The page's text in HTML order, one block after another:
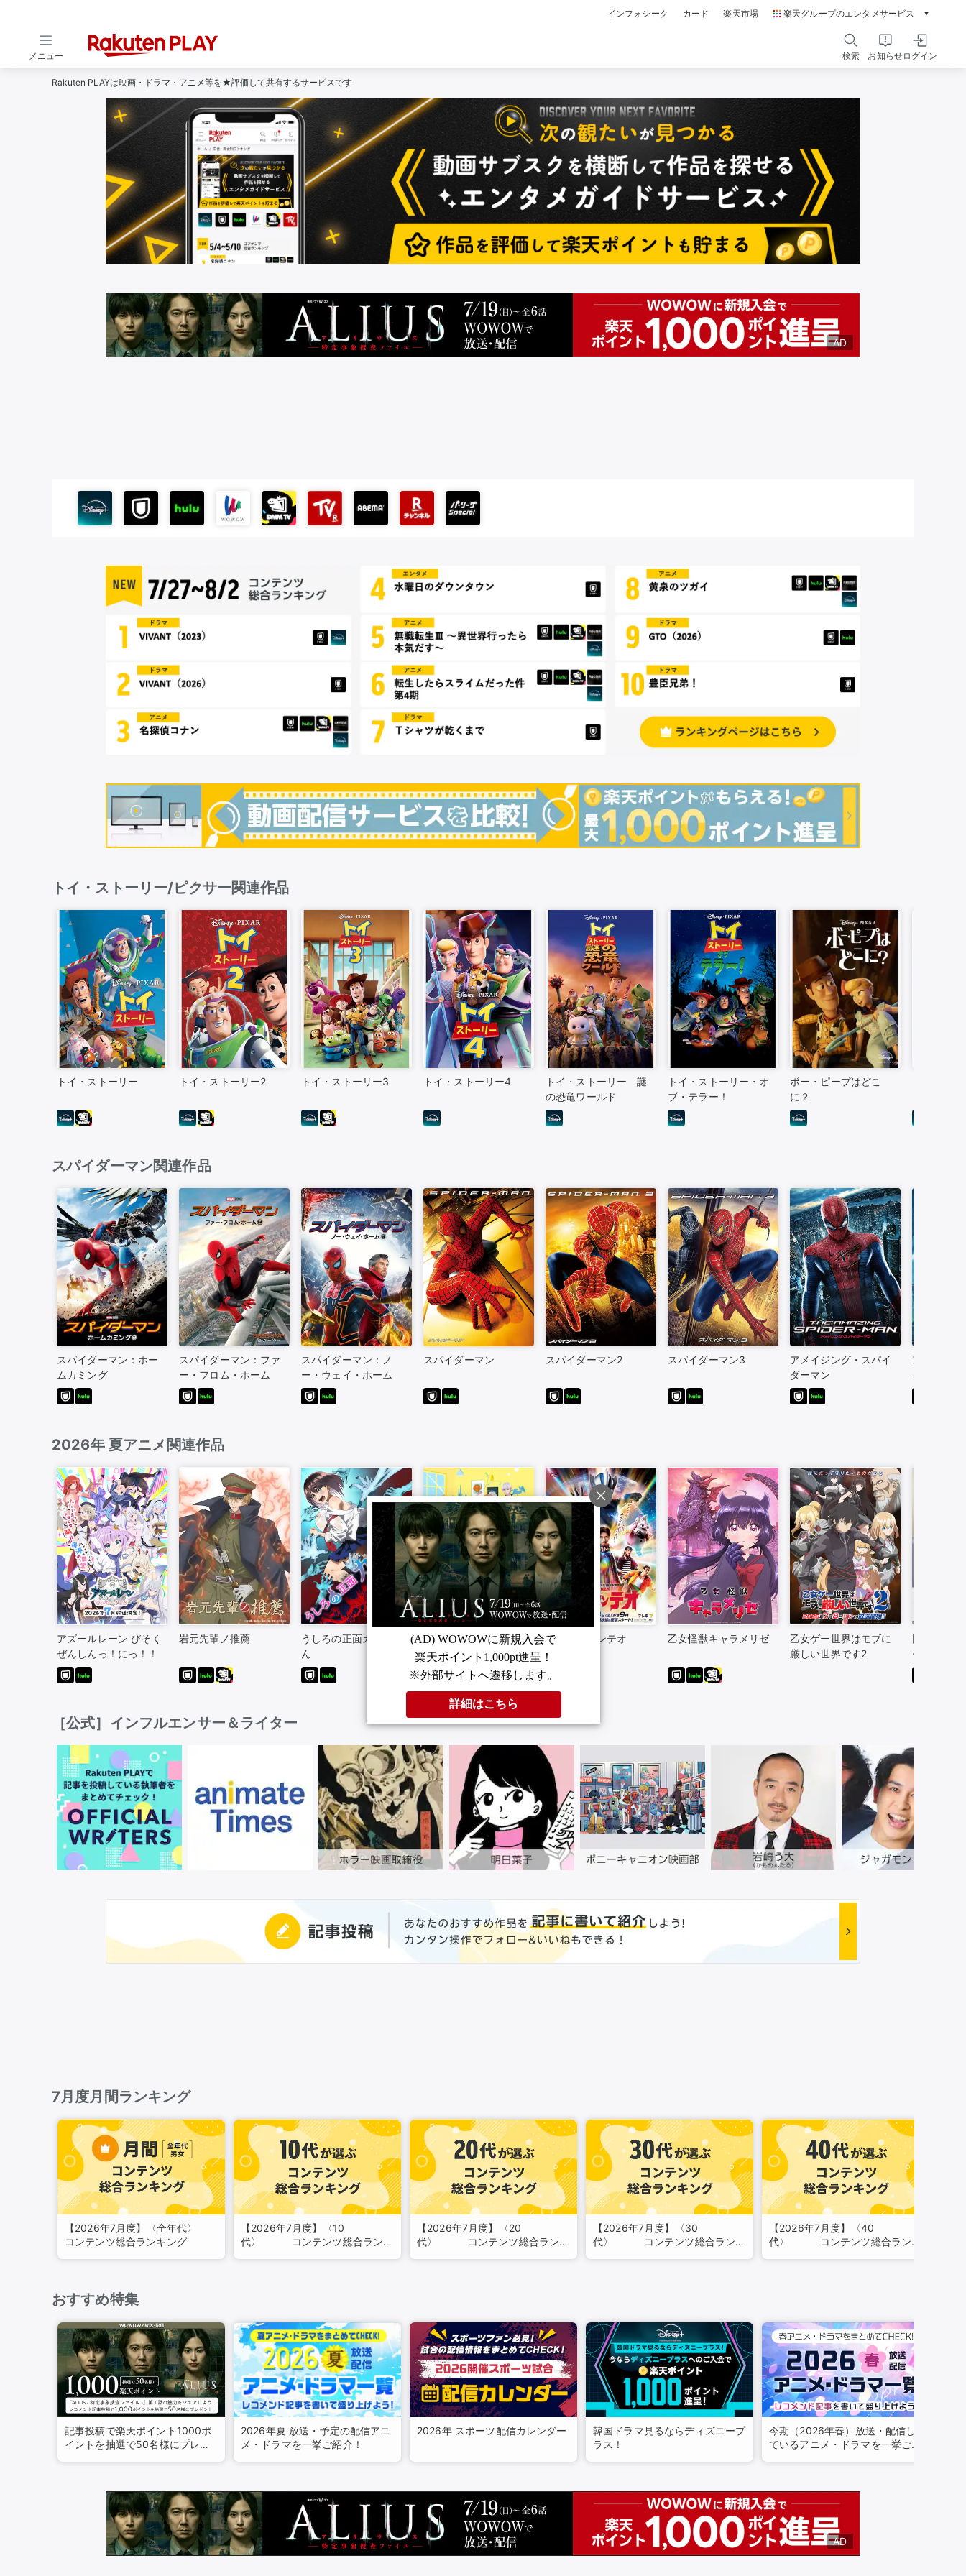
インフォシーク カード 楽天市場 楽天グループのエンタメサービス
本/ゲーム/CD/DVD
雑誌読み放題
楽天マガジン
音楽配信
楽天ミュージック
動画配信
動画配信ガイド
Rakuten PLAY
無料テレビ
Rチャンネル
推し楽
メニュー 検索 お知らせログイン
Rakuten PLAYは映画・ドラマ・アニメ等を★評価して共有するサービスです
AD
トイ・ストーリー/ピクサー関連作品
トイ・ストーリー トイ・ストーリー2 トイ・ストーリー3 トイ・ストーリー4
トイ・ストーリー 謎
の恐竜ワールド
トイ・ストーリー・オ
ブ・テラー！
ボー・ピープはどこ
に？
スパイダーマン関連作品
スパイダーマン：ホー
ムカミング
スパイダーマン：ファ
ー・フロム・ホーム
スパイダーマン：ノ
ー・ウェイ・ホーム
スパイダーマン スパイダーマン2 スパイダーマン3
アメイジング・スパイ
ダーマン
アメイジ
ダーマン2
2026年 夏アニメ関連作品
アズールレーン びそく
ぜんしんっ！にっ！！
岩元先輩ノ推薦
うしろの正面カムイさ
ん
うちの弟どもがすみま
せん
ウルトラマンテオ 乙女怪獣キャラメリゼ
乙女ゲー世界はモブに
厳しい世界です2
同じゼミ
セクシー女
話。
［公式］インフルエンサー＆ライター
7月度月間ランキング
【2026年7月度】〈全年代〉
コンテンツ総合ランキング
【2026年7月度】〈10
代〉 コンテンツ総合ランキ
【2026年7月度】〈20
代〉 コンテンツ総合ランキ
【2026年7月度】〈30
代〉 コンテンツ総合ランキ
【2026年7月度】〈40
代〉 コンテンツ総合ランキ
おすすめ特集
記事投稿で楽天ポイント1000ポ
イントを抽選で50名様にプレゼ
2026年夏 放送・予定の配信アニ
メ・ドラマを一挙ご紹介！
2026年 スポーツ配信カレンダー
韓国ドラマ見るならディズニープ
ラス！
今期（2026年春）放送・配信し
ているアニメ・ドラマを一挙ご紹
AD